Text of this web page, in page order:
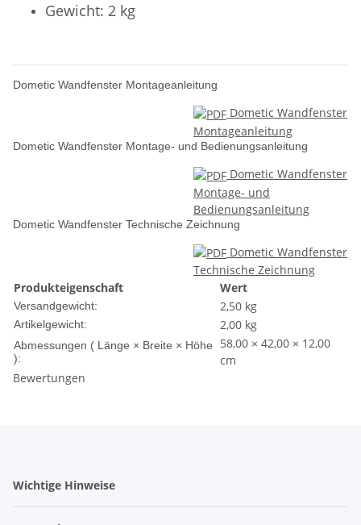
Gewicht: 2 kg
Dometic Wandfenster Montageanleitung
Dometic Wandfenster
Montageanleitung
Dometic Wandfenster Montage- und Bedienungsanleitung
Dometic Wandfenster
Montage- und
Bedienungsanleitung
Dometic Wandfenster Technische Zeichnung
Dometic Wandfenster
Technische Zeichnung
Produkteigenschaft
Wert
Versandgewicht: 2,50 kg
Artikelgewicht: 2,00 kg
Abmessungen ( Länge × Breite × Höhe
):
58,00 × 42,00 × 12,00
cm
Bewertungen
Wichtige Hinweise